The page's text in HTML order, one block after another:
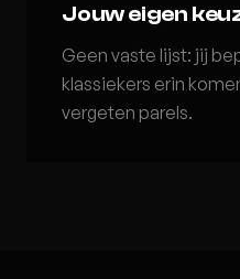
Jouw eigen
Geen vaste lijst: jij
klassiekers erin
vergeten parels.